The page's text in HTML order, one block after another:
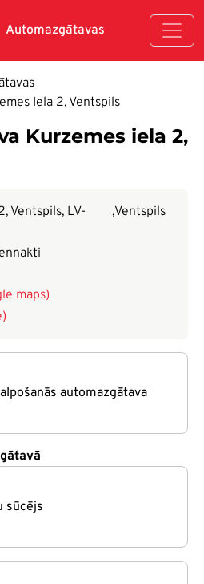
Automazgātavas
Iela 2, Ventspils
Kurzemes iela 2,
Ventspils, LV-
,Ventspils
maps)
automazgātava
sūcējs